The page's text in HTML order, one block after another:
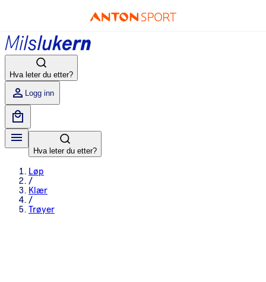
Hva leter du etter?
Logg inn
Hva leter du etter?
Løp
/
Klær
/
Trøyer